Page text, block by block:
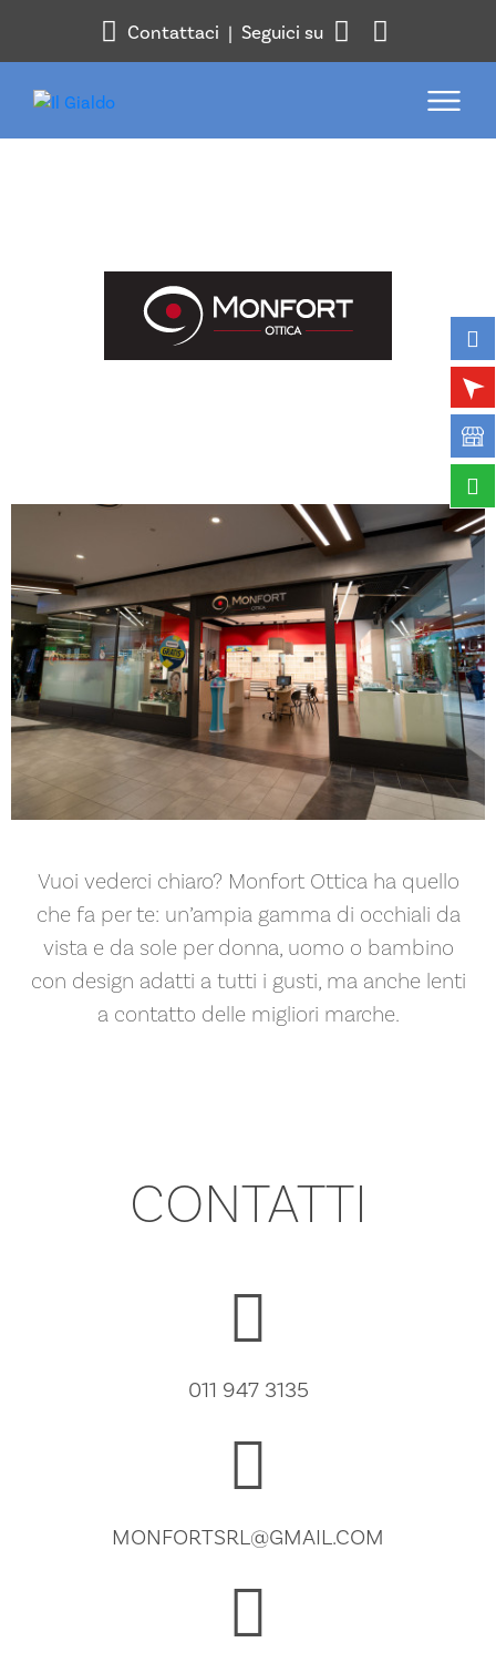
Contattaci | Seguici su
Vuoi vederci chiaro? Monfort Ottica ha quello
che fa per te: un’ampia gamma di occhiali da
vista e da sole per donna, uomo o bambino
con design adatti a tutti i gusti, ma anche lenti
a contatto delle migliori marche.
CONTATTI
011 947 3135
MONFORTSRL@GMAIL.COM